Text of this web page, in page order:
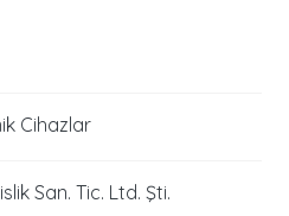
Cihazlar
San. Tic. Ltd. Şti.